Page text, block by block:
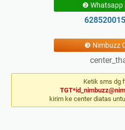
❷ Whatsapp
❸ Nimbuzz
Ketik sms dg
kirim ke center diatas